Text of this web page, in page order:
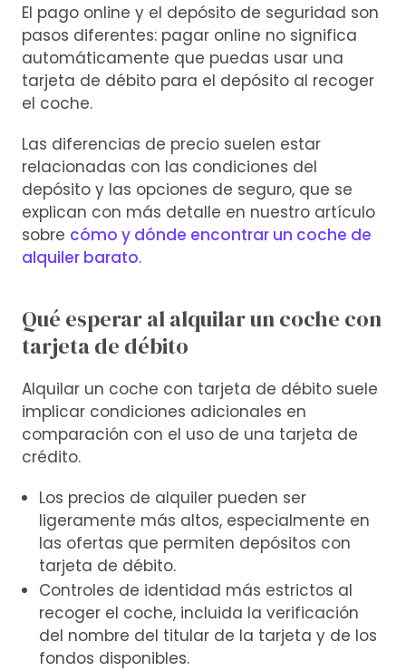
El pago online y el depósito de seguridad son
pasos diferentes: pagar online no significa
automáticamente que puedas usar una
tarjeta de débito para el depósito al recoger
el coche.
Las diferencias de precio suelen estar
relacionadas con las condiciones del
depósito y las opciones de seguro, que se
explican con más detalle en nuestro artículo
sobre cómo y dónde encontrar un coche de
alquiler barato.
Qué esperar al alquilar un coche con
tarjeta de débito
Alquilar un coche con tarjeta de débito suele
implicar condiciones adicionales en
comparación con el uso de una tarjeta de
crédito.
Los precios de alquiler pueden ser
ligeramente más altos, especialmente en
las ofertas que permiten depósitos con
tarjeta de débito.
Controles de identidad más estrictos al
recoger el coche, incluida la verificación
del nombre del titular de la tarjeta y de los
fondos disponibles.